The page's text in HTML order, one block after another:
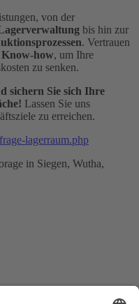
von der
bis hin zur
. Vertrauen
how, um Ihre
zu senken.
sichern Sie sich Ihre
Lassen Sie uns
zu erreichen.
lagerraum.php
Mo. bis Fr.